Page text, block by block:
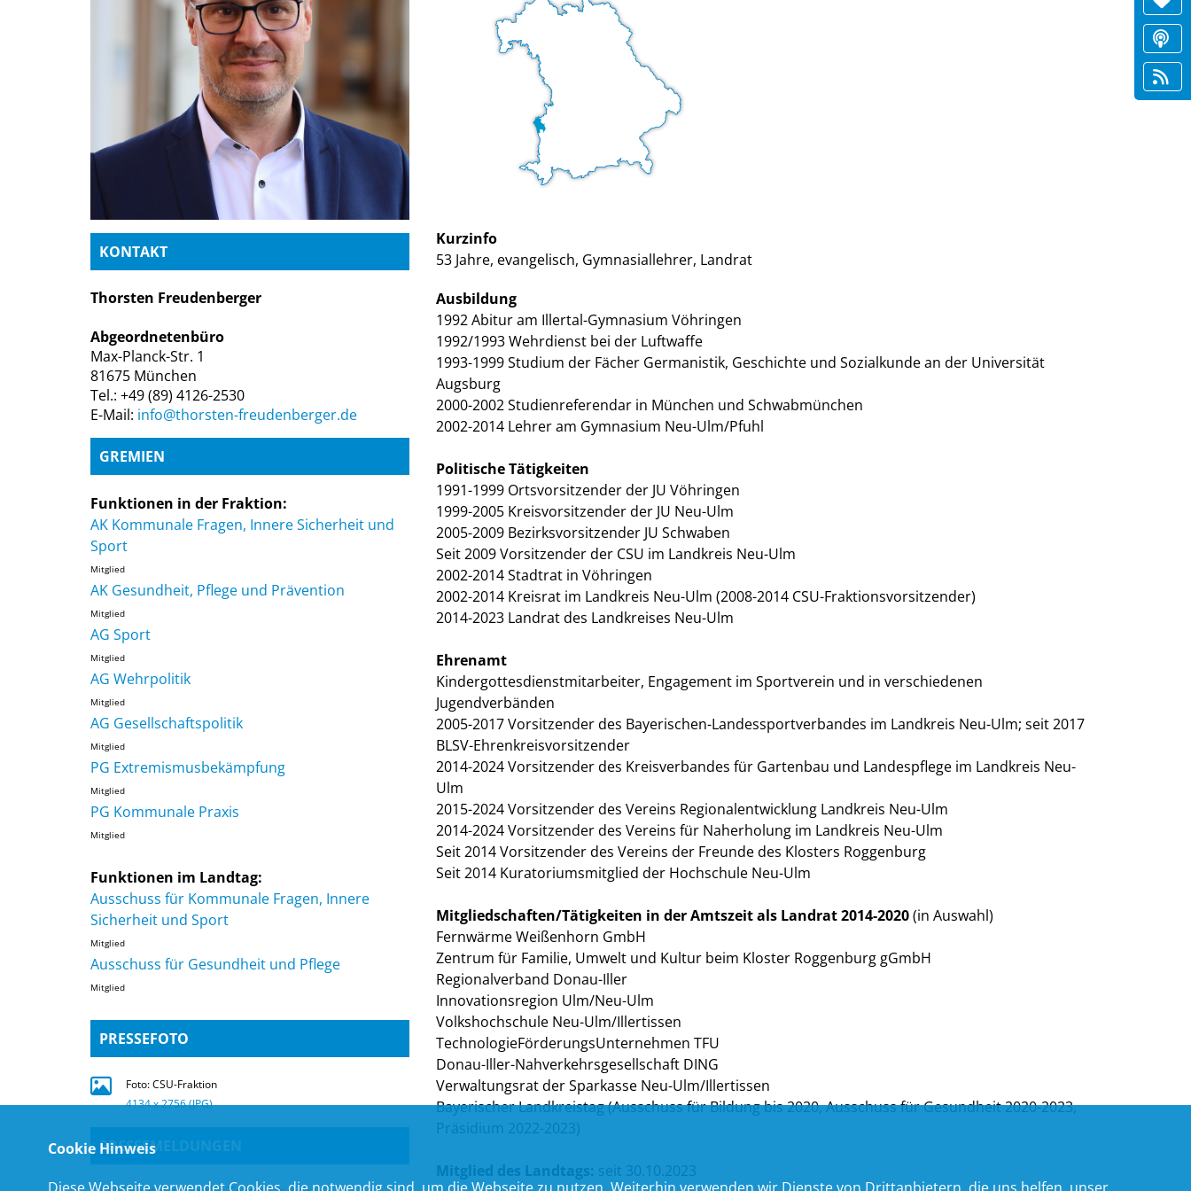
KONTAKT
Thorsten Freudenberger
Abgeordnetenbüro
Max-Planck-Str. 1
81675 München
Tel.: +49 (89) 4126-2530
E-Mail: info@thorsten-freudenberger.de
GREMIEN
Funktionen in der Fraktion:
AK Kommunale Fragen, Innere Sicherheit und
Sport
Mitglied
AK Gesundheit, Pflege und Prävention
Mitglied
AG Sport
Mitglied
AG Wehrpolitik
Mitglied
AG Gesellschaftspolitik
Mitglied
PG Extremismusbekämpfung
Mitglied
PG Kommunale Praxis
Mitglied
Funktionen im Landtag:
Ausschuss für Kommunale Fragen, Innere
Sicherheit und Sport
Mitglied
Ausschuss für Gesundheit und Pflege
Mitglied
PRESSEFOTO
Foto: CSU-Fraktion
4134 x 2756 (JPG)
PRESSEMELDUNGEN
Kurzinfo
53 Jahre, evangelisch, Gymnasiallehrer, Landrat
Ausbildung
1992 Abitur am Illertal-Gymnasium Vöhringen
1992/1993 Wehrdienst bei der Luftwaffe
1993-1999 Studium der Fächer Germanistik, Geschichte und Sozialkunde an der Universität
Augsburg
2000-2002 Studienreferendar in München und Schwabmünchen
2002-2014 Lehrer am Gymnasium Neu-Ulm/Pfuhl
Politische Tätigkeiten
1991-1999 Ortsvorsitzender der JU Vöhringen
1999-2005 Kreisvorsitzender der JU Neu-Ulm
2005-2009 Bezirksvorsitzender JU Schwaben
Seit 2009 Vorsitzender der CSU im Landkreis Neu-Ulm
2002-2014 Stadtrat in Vöhringen
2002-2014 Kreisrat im Landkreis Neu-Ulm (2008-2014 CSU-Fraktionsvorsitzender)
2014-2023 Landrat des Landkreises Neu-Ulm
Ehrenamt
Kindergottesdienstmitarbeiter, Engagement im Sportverein und in verschiedenen
Jugendverbänden
2005-2017 Vorsitzender des Bayerischen-Landessportverbandes im Landkreis Neu-Ulm; seit 2017
BLSV-Ehrenkreisvorsitzender
2014-2024 Vorsitzender des Kreisverbandes für Gartenbau und Landespflege im Landkreis Neu-
Ulm
2015-2024 Vorsitzender des Vereins Regionalentwicklung Landkreis Neu-Ulm
2014-2024 Vorsitzender des Vereins für Naherholung im Landkreis Neu-Ulm
Seit 2014 Vorsitzender des Vereins der Freunde des Klosters Roggenburg
Seit 2014 Kuratoriumsmitglied der Hochschule Neu-Ulm
Mitgliedschaften/Tätigkeiten in der Amtszeit als Landrat 2014-2020(in Auswahl)
Fernwärme Weißenhorn GmbH
Zentrum für Familie, Umwelt und Kultur beim Kloster Roggenburg gGmbH
Regionalverband Donau-Iller
Innovationsregion Ulm/Neu-Ulm
Volkshochschule Neu-Ulm/Illertissen
TechnologieFörderungsUnternehmen TFU
Donau-Iller-Nahverkehrsgesellschaft DING
Verwaltungsrat der Sparkasse Neu-Ulm/Illertissen
Bayerischer Landkreistag (Ausschuss für Bildung bis 2020, Ausschuss für Gesundheit 2020-2023,
Präsidium 2022-2023)
Mitglied des Landtags: seit 30.10.2023
Cookie Hinweis